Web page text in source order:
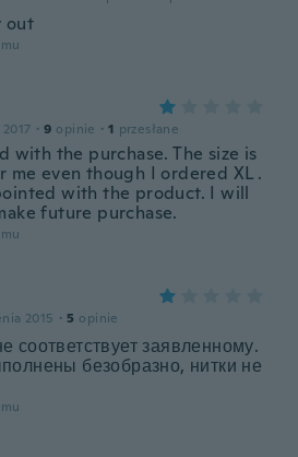
out
· 9 opinie · 1 przesłane
with the purchase. The size is
me even though I ordered XL .
with the product. I will
future purchase.
2015 · 5 opinie
соответствует заявленному.
безобразно, нитки не